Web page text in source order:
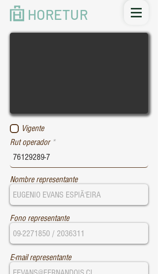
HORETUR
Vigente
Rut operador
Nombre representante
Fono representante
E-mail representante